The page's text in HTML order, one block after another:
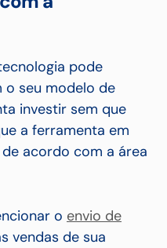
pode
seu modelo de
investir sem que
a ferramenta em
acordo com a área
o envio de
vendas de sua